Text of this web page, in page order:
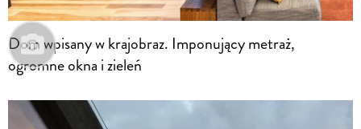
Dom wpisany w krajobraz. Imponujący metraż,
ogromne okna i zieleń